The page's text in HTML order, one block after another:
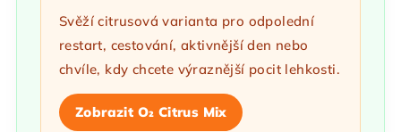
Svěží citrusová varianta pro odpolední
restart, cestování, aktivnější den nebo
chvíle, kdy chcete výraznější pocit lehkosti.
Zobrazit O₂ Citrus Mix